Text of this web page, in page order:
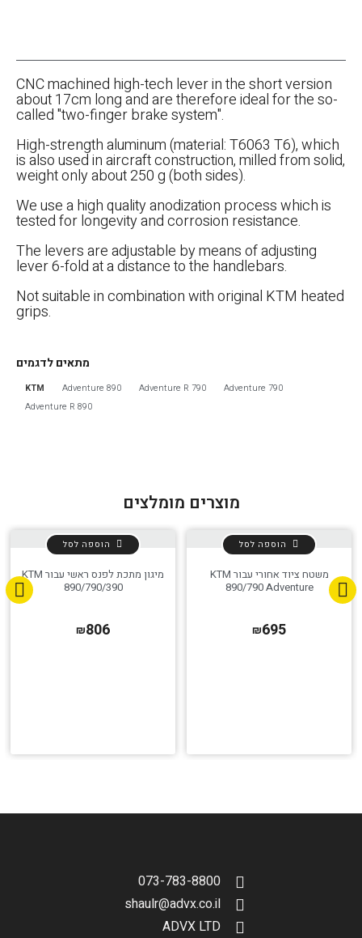
CNC machined high-tech lever in the short version
about 17cm long and are therefore ideal for the so-
called "two-finger brake system".
High-strength aluminum (material: T6063 T6), which
is also used in aircraft construction, milled from solid,
weight only about 250 g (both sides).
We use a high quality anodization process which is
tested for longevity and corrosion resistance.
The levers are adjustable by means of adjusting
lever 6-fold at a distance to the handlebars.
Not suitable in combination with original KTM heated
grips.
מתאים לדגמים
KTM 790 Adventure
790 Adventure R
890 Adventure
890 Adventure R
מוצרים מומלצים
משטח ציוד אחורי עבור KTM
890/790 Adventure
₪695
הוספה לסל
מיגון מתכת לפנס ראשי עבור KTM
890/790/390
₪806
הוספה לסל
073-783-8800
shaulr@advx.co.il
ADVX LTD
הגדר סוג האופנוע שלך אפס